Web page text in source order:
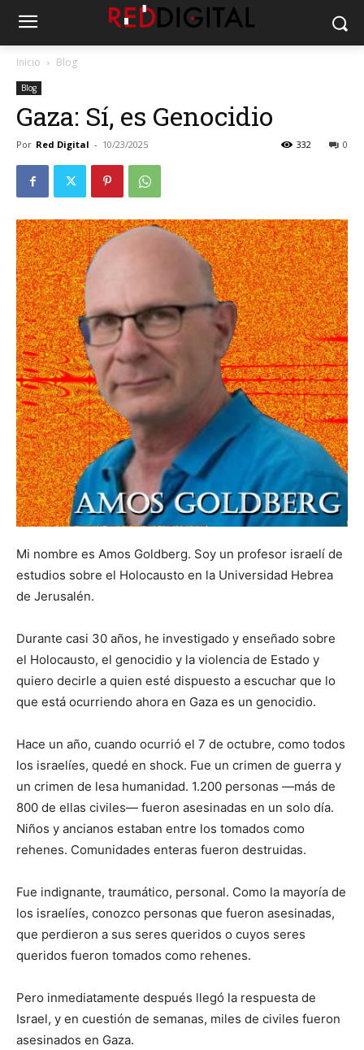
Inicio Blog
Blog
Gaza: Sí, es Genocidio
Por Red Digital - 10/23/2025 0
332
Mi nombre es Amos Goldberg. Soy un profesor israelí de
estudios sobre el Holocausto en la Universidad Hebrea
de Jerusalén.
Durante casi 30 años, he investigado y enseñado sobre
el Holocausto, el genocidio y la violencia de Estado y
quiero decirle a quien esté dispuesto a escuchar que lo
que está ocurriendo ahora en Gaza es un genocidio.
Hace un año, cuando ocurrió el 7 de octubre, como todos
los israelíes, quedé en shock. Fue un crimen de guerra y
un crimen de lesa humanidad. 1.200 personas —más de
800 de ellas civiles— fueron asesinadas en un solo día.
Niños y ancianos estaban entre los tomados como
rehenes. Comunidades enteras fueron destruidas.
Fue indignante, traumático, personal. Como la mayoría de
los israelíes, conozco personas que fueron asesinadas,
que perdieron a sus seres queridos o cuyos seres
queridos fueron tomados como rehenes.
Pero inmediatamente después llegó la respuesta de
Israel, y en cuestión de semanas, miles de civiles fueron
asesinados en Gaza.